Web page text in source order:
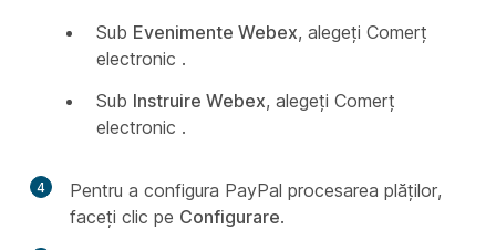
Sub Evenimente Webex, alegeți Comerț
electronic .
Sub Instruire Webex, alegeți Comerț
electronic .
4
Pentru a configura PayPal procesarea plăților,
faceți clic pe Configurare.